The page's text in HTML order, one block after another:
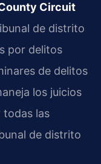
Circuit
de distrito
por delitos
de delitos
los juicios
todas las
de distrito